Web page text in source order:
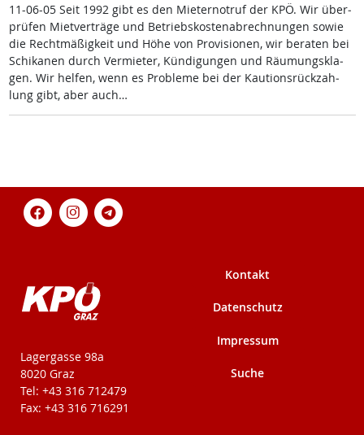
11-06-05 Seit 1992 gibt es den Mie­ter­no­t­ruf der KPÖ. Wir über­
prü­fen Miet­ver­trä­ge und Be­triebs­kos­ten­ab­rech­nun­gen so­wie
die Recht­mä­ß­ig­keit und Höhe von Pro­vi­sio­nen, wir be­ra­ten bei
Schi­ka­nen durch Ver­mie­ter, Kün­di­gun­gen und Räu­mungs­kla­
gen. Wir hel­fen, wenn es Pro­b­le­me bei der Kau­ti­ons­rück­zah­
lung gibt, aber auch…
KPÖ-Steiermark
Lagergasse 98a
8020 Graz
Tel: +43 316 712479
Fax: +43 316 716291
Kontakt
Datenschutz
Impressum
Suche